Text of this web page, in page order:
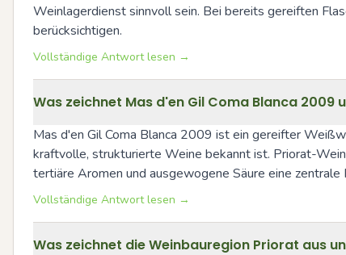
Weinlagerdienst sinnvoll sein. Bei bereits gereiften
berücksichtigen.
Vollständige Antwort lesen →
Was zeichnet Mas d'en Gil Coma Blanca 2009
Mas d'en Gil Coma Blanca 2009 ist ein gereifter
kraftvolle, strukturierte Weine bekannt ist. Priorat-
tertiäre Aromen und ausgewogene Säure eine zentrale
Vollständige Antwort lesen →
Was zeichnet die Weinbauregion Priorat aus